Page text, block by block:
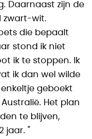
Daarnaast zijn de
zwart-wit.
die bepaalt
stond ik niet
ik te stoppen. Ik
ik dan wel wilde
geboekt
Het plan
te blijven,
jaar. "